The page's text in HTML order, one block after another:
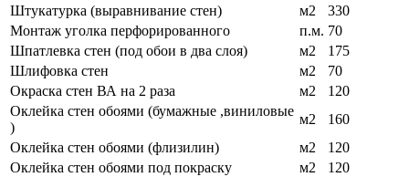
Штукатурка (выравнивание стен)
м2
330
Монтаж уголка перфорированного
п.м. 70
Шпатлевка стен (под обои в два слоя)
м2
175
Шлифовка стен
м2
70
Окраска стен ВА на 2 раза
м2
120
Оклейка стен обоями (бумажные ,виниловые
)
м2
160
Оклейка стен обоями (флизилин)
м2
120
Оклейка стен обоями под покраску
м2
120